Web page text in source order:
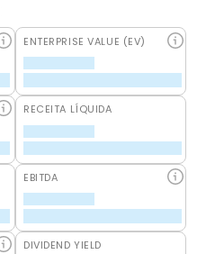
ENTERPRISE VALUE (EV)
RECEITA LÍQUIDA
EBITDA
DIVIDEND YIELD